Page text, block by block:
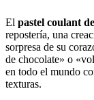
El pastel coulant de
repostería, una
sorpresa de su
de chocolate» o
en todo el mundo
texturas.